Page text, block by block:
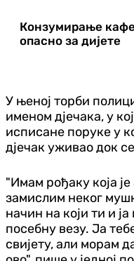
Конзумирање
опасно за дијете
У њеној торби
именом дјечака, у
исписане поруке у
дјечак уживао док
"Имам рођаку која
замислим неког
начин на који ти и
посебну везу. Ја
свијету, али морам